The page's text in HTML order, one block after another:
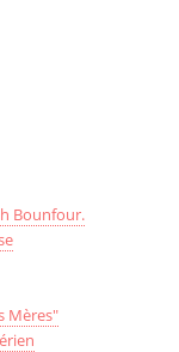
Bounfour.
Mères"